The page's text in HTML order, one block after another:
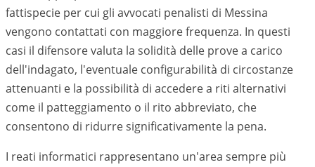
fattispecie per cui gli avvocati penalisti di Messina
vengono contattati con maggiore frequenza. In questi
casi il difensore valuta la solidità delle prove a carico
dell'indagato, l'eventuale configurabilità di circostanze
attenuanti e la possibilità di accedere a riti alternativi
come il patteggiamento o il rito abbreviato, che
consentono di ridurre significativamente la pena.
I reati informatici rappresentano un'area sempre più